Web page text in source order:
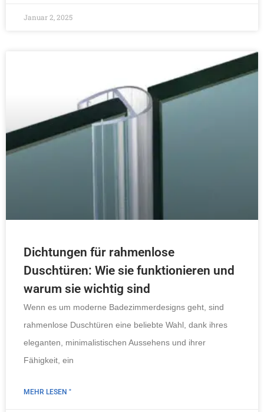
Januar 2, 2025
Dichtungen für rahmenlose
Duschtüren: Wie sie funktionieren und
warum sie wichtig sind
Wenn es um moderne Badezimmerdesigns geht, sind
rahmenlose Duschtüren eine beliebte Wahl, dank ihres
eleganten, minimalistischen Aussehens und ihrer
Fähigkeit, ein
MEHR LESEN "